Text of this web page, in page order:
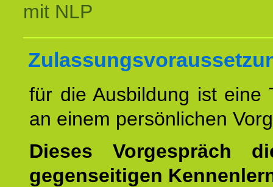
mit NLP
für die Ausbildung ist eine
an einem persönlichen
Dieses Vorgespräch
gegenseitigen